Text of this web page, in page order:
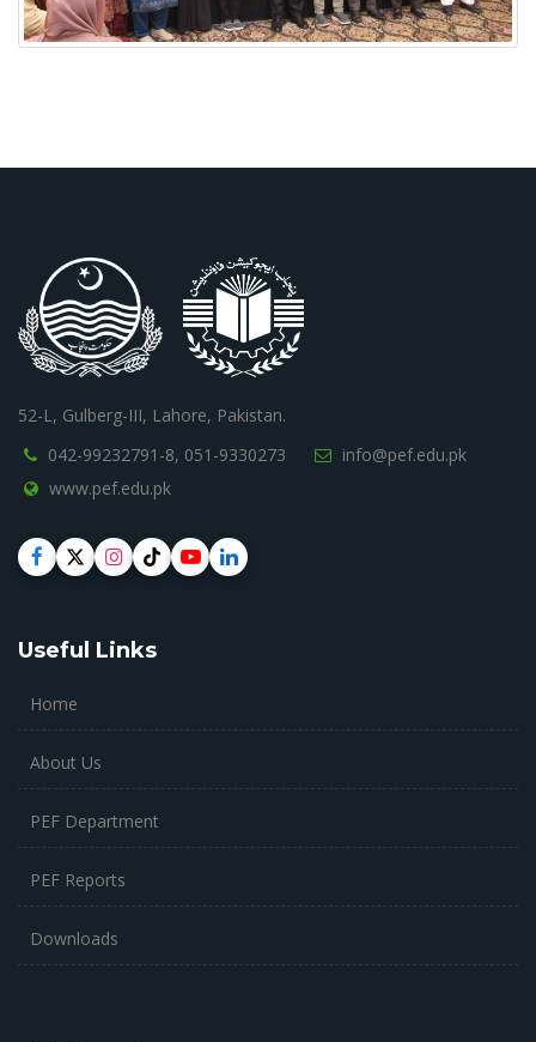
52-L, Gulberg-III, Lahore, Pakistan.
042-99232791-8, 051-9330273
info@pef.edu.pk
www.pef.edu.pk
Useful Links
Home
About Us
PEF Department
PEF Reports
Downloads